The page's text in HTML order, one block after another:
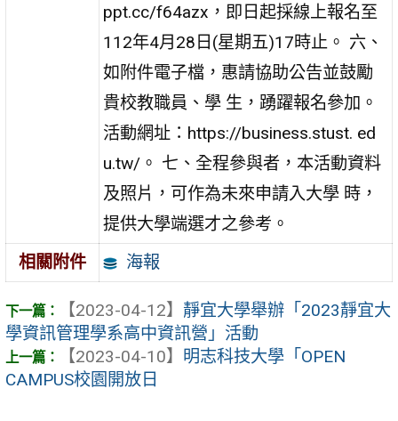
ppt.cc/f64azx，即日起採線上報名至
112年4月28日(星期五)17時止。 六、
如附件電子檔，惠請協助公告並鼓勵
貴校教職員、學 生，踴躍報名參加。
活動網址：https://business.stust. ed
u.tw/。 七、全程參與者，本活動資料
及照片，可作為未來申請入大學 時，
提供大學端選才之參考。
相關附件
海報
【2023-04-12】 靜宜大學舉辦「2023靜宜大
學資訊管理學系高中資訊營」活動
【2023-04-10】 明志科技大學「OPEN
CAMPUS校園開放日